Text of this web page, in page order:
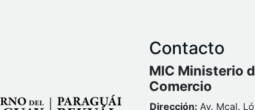
Contacto
MIC Ministerio
Comercio
Dirección: Av. Mcal.